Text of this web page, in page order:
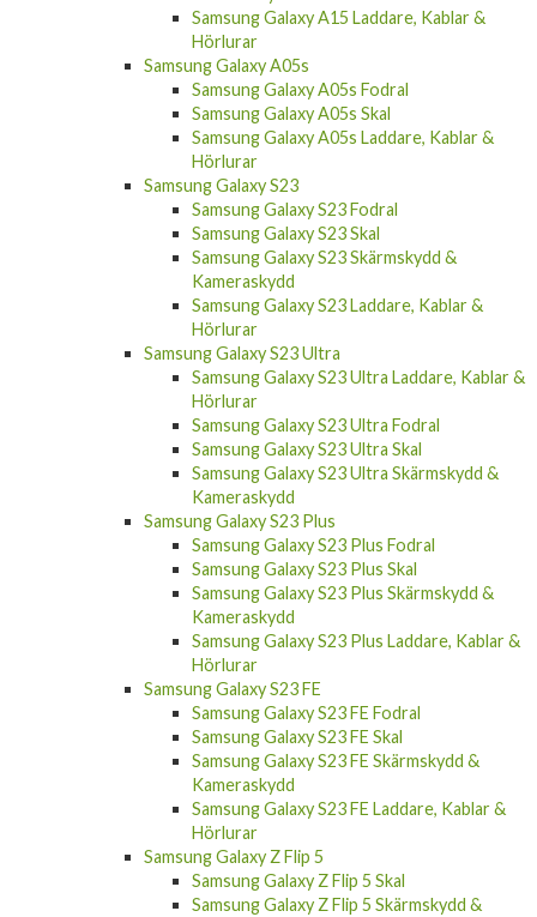
Samsung Galaxy A15 Laddare, Kablar &
Hörlurar
Samsung Galaxy A05s
Samsung Galaxy A05s Fodral
Samsung Galaxy A05s Skal
Samsung Galaxy A05s Laddare, Kablar &
Hörlurar
Samsung Galaxy S23
Samsung Galaxy S23 Fodral
Samsung Galaxy S23 Skal
Samsung Galaxy S23 Skärmskydd &
Kameraskydd
Samsung Galaxy S23 Laddare, Kablar &
Hörlurar
Samsung Galaxy S23 Ultra
Samsung Galaxy S23 Ultra Laddare, Kablar &
Hörlurar
Samsung Galaxy S23 Ultra Fodral
Samsung Galaxy S23 Ultra Skal
Samsung Galaxy S23 Ultra Skärmskydd &
Kameraskydd
Samsung Galaxy S23 Plus
Samsung Galaxy S23 Plus Fodral
Samsung Galaxy S23 Plus Skal
Samsung Galaxy S23 Plus Skärmskydd &
Kameraskydd
Samsung Galaxy S23 Plus Laddare, Kablar &
Hörlurar
Samsung Galaxy S23 FE
Samsung Galaxy S23 FE Fodral
Samsung Galaxy S23 FE Skal
Samsung Galaxy S23 FE Skärmskydd &
Kameraskydd
Samsung Galaxy S23 FE Laddare, Kablar &
Hörlurar
Samsung Galaxy Z Flip 5
Samsung Galaxy Z Flip 5 Skal
Samsung Galaxy Z Flip 5 Skärmskydd &